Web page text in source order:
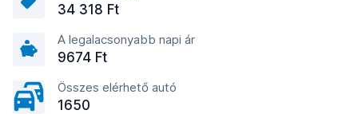
34 318 Ft
A legalacsonyabb napi ár
9674 Ft
Összes elérhető autó
1650